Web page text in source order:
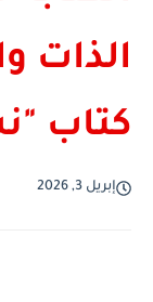
الذات
كتاب
إبريل 3, 2026